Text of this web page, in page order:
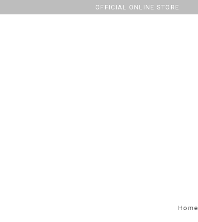
OFFICIAL ONLINE STORE
Home